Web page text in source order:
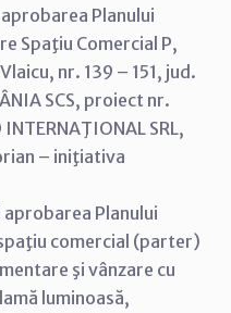
Planului
Spaţiu Comercial P,
nr. 139 – 151, jud.
SCS, proiect nr.
SRL,
– iniţiativa
Planului
comercial (parter)
şi vânzare cu
luminoasă,